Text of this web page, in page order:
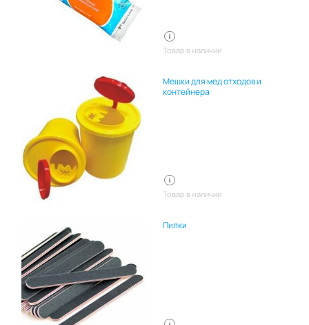
Товар в наличии
Мешки для мед отходов и
контейнера
Товар в наличии
Пилки